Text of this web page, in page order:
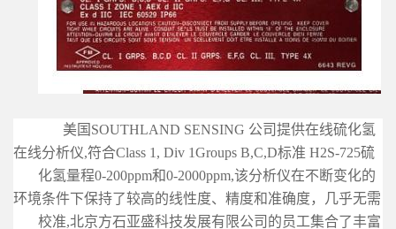
美国SOUTHLAND SENSING 公司提供在线硫化氢
在线分析仪,符合Class 1, Div 1Groups B,C,D标准 H2S-725硫
化氢量程0-200ppm和0-2000ppm,该分析仪在不断变化的
环境条件下保持了较高的线性度、精度和准确度，几乎无需
校准,北京方石亚盛科技发展有限公司 的员工集合了丰富